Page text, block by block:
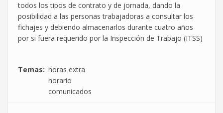
todos los tipos de contrato y de jornada, dando la
posibilidad a las personas trabajadoras a consultar los
fichajes y debiendo almacenarlos durante cuatro años
por si fuera requerido por la Inspección de Trabajo (ITSS)
Temas
horas extra
horario
comunicados